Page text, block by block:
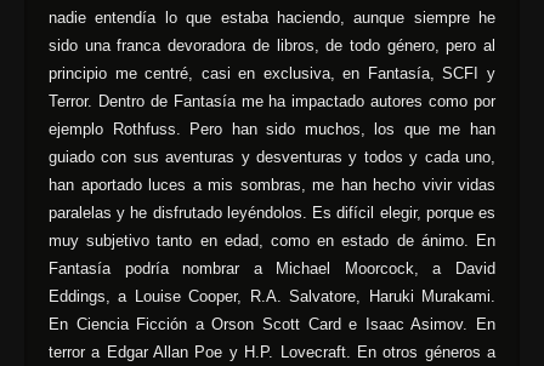
nadie entendía lo que estaba haciendo, aunque siempre he
sido una franca devoradora de libros, de todo género, pero al
principio me centré, casi en exclusiva, en Fantasía, SCFI y
Terror. Dentro de Fantasía me ha impactado autores como por
ejemplo Rothfuss. Pero han sido muchos, los que me han
guiado con sus aventuras y desventuras y todos y cada uno,
han aportado luces a mis sombras, me han hecho vivir vidas
paralelas y he disfrutado leyéndolos. Es difícil elegir, porque es
muy subjetivo tanto en edad, como en estado de ánimo. En
Fantasía podría nombrar a Michael Moorcock, a David
Eddings, a Louise Cooper, R.A. Salvatore, Haruki Murakami.
En Ciencia Ficción a Orson Scott Card e Isaac Asimov. En
terror a Edgar Allan Poe y H.P. Lovecraft. En otros géneros a